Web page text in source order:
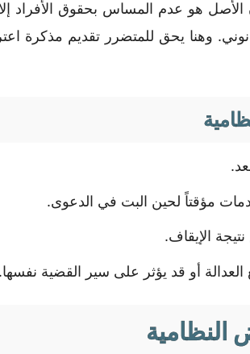
الأصل هو عدم المساس بحقوق الأفراد
وهنا يحق للمتضرر تقديم مذكرة
مؤقتاً لحين البت في الدعوى.
الإيقاف.
أو قد يؤثر على سير القضية نفسها.
النظامية